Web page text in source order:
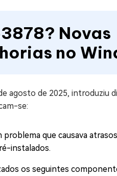
Novas
no
agosto de 2025, introduziu
se:
problema que causava
instalados.
os seguintes